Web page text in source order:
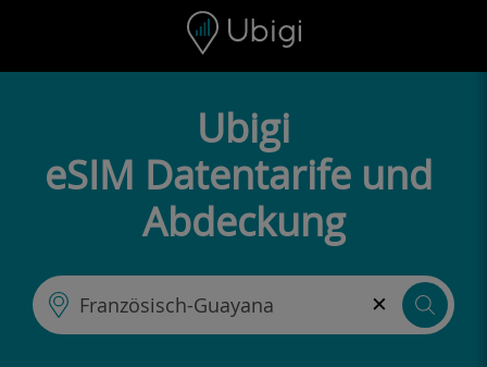
Navigationsleiste Fußzeile
Ubigi
eSIM Datentarife und
Abdeckung
×